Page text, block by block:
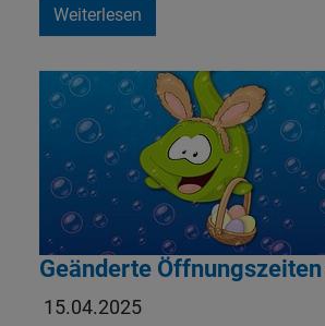
Weiterlesen
Geänderte
15.04.2025